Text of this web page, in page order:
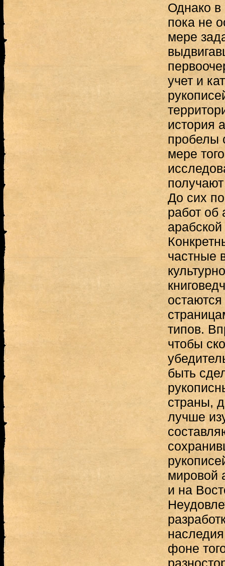
Однако в
пока не
мере
учет и
история
пробелы
мере
До сих
работ об
частные
типов.
чтобы
быть
страны,
лучше
мировой
и на
фоне